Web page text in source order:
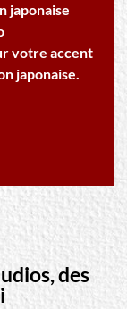
japonaise
votre accent
japonaise.
des